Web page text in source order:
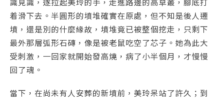
着滑下去。半圓形的墳堆確實在原處，但不知是後人遷
墳，還是別的什麼緣故，墳堆竟已被整個挖走，只剩下
最外那層弧形石磚，像是被老鼠吃空了芯子。她為此大
受刺激，一回家就開始發高燒，病了小半個月，才慢慢
回了魂。
當下，在尚未有人安葬的新墳前，美玲呆站了許久；到